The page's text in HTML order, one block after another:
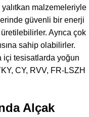
malzemeleriyle
güvenli bir enerji
Ayrıca çok
sahip olabilirler.
içi tesisatlarda yoğun
CY, RVV, FR-LSZH
Alçak